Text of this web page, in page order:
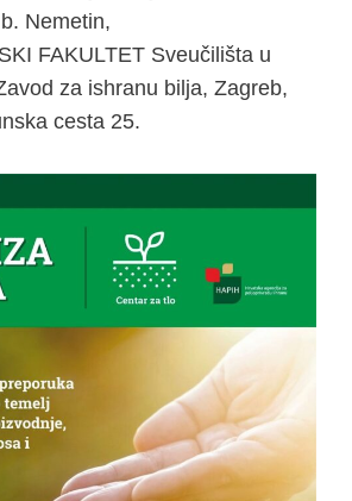
Nemetin,
FAKULTET Sveučilišta u
za ishranu bilja, Zagreb,
cesta 25.